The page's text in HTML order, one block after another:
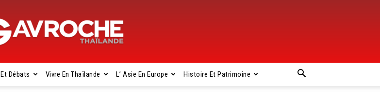
Gavroche
Débats Vivre En Thaïlande L’ Asie En Europe Histoire Et Patrimoine